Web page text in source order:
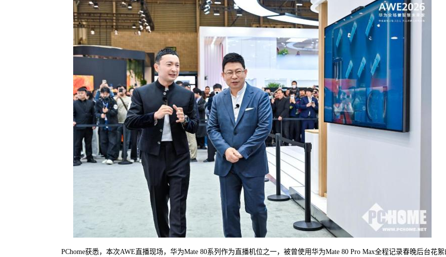
PChome获悉，本次AWE直播现场，华为Mate 80系列作为直播机位之一，被曾使用华为Mate 80 Pro Max全程记录春晚后台花絮